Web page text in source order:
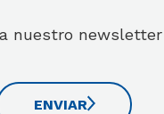
nuestro
ENVIAR